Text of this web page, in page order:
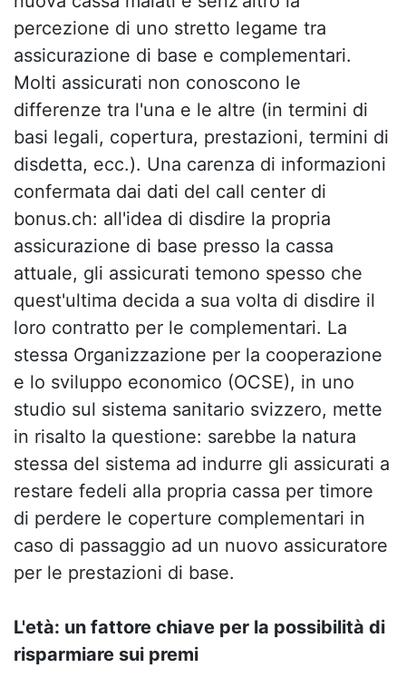
percezione di uno stretto legame tra
assicurazione di base e complementari.
Molti assicurati non conoscono le
differenze tra l'una e le altre (in termini di
basi legali, copertura, prestazioni, termini di
disdetta, ecc.). Una carenza di informazioni
confermata dai dati del call center di
bonus.ch: all'idea di disdire la propria
assicurazione di base presso la cassa
attuale, gli assicurati temono spesso che
quest'ultima decida a sua volta di disdire il
loro contratto per le complementari. La
stessa Organizzazione per la cooperazione
e lo sviluppo economico (OCSE), in uno
studio sul sistema sanitario svizzero, mette
in risalto la questione: sarebbe la natura
stessa del sistema ad indurre gli assicurati a
restare fedeli alla propria cassa per timore
di perdere le coperture complementari in
caso di passaggio ad un nuovo assicuratore
per le prestazioni di base.
L'età: un fattore chiave per la possibilità di
risparmiare sui premi